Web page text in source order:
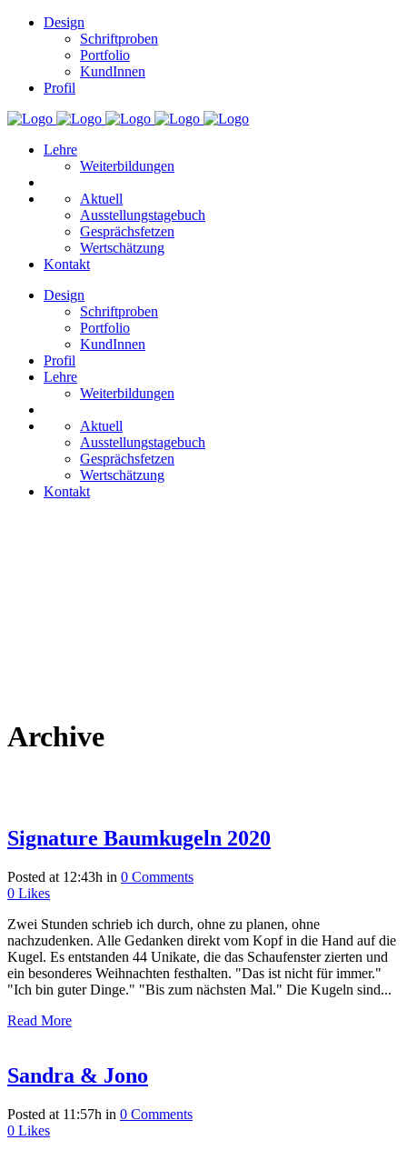
Design
Schriftproben
Portfolio
KundInnen
Profil
Lehre
Weiterbildungen
Aktuell
Ausstellungstagebuch
Gesprächsfetzen
Wertschätzung
Kontakt
Design
Schriftproben
Portfolio
KundInnen
Profil
Lehre
Weiterbildungen
Aktuell
Ausstellungstagebuch
Gesprächsfetzen
Wertschätzung
Kontakt
Archive
Signature Baumkugeln 2020
Posted at 12:43h in 0 Comments
0 Likes
Zwei Stunden schrieb ich durch, ohne zu planen, ohne
nachzudenken. Alle Gedanken direkt vom Kopf in die Hand auf die
Kugel. Es entstanden 44 Unikate, die das Schaufenster zierten und
ein besonderes Weihnachten festhalten. "Das ist nicht für immer."
"Ich bin guter Dinge." "Bis zum nächsten Mal." Die Kugeln sind...
Read More
Sandra & Jono
Posted at 11:57h in 0 Comments
0 Likes